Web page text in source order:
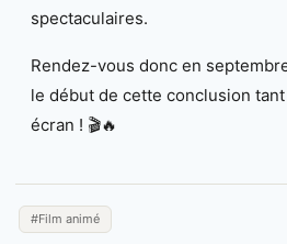
spectaculaires.
Rendez-vous donc en
le début de cette conclusion
écran ! 🎬🔥
#Film animé